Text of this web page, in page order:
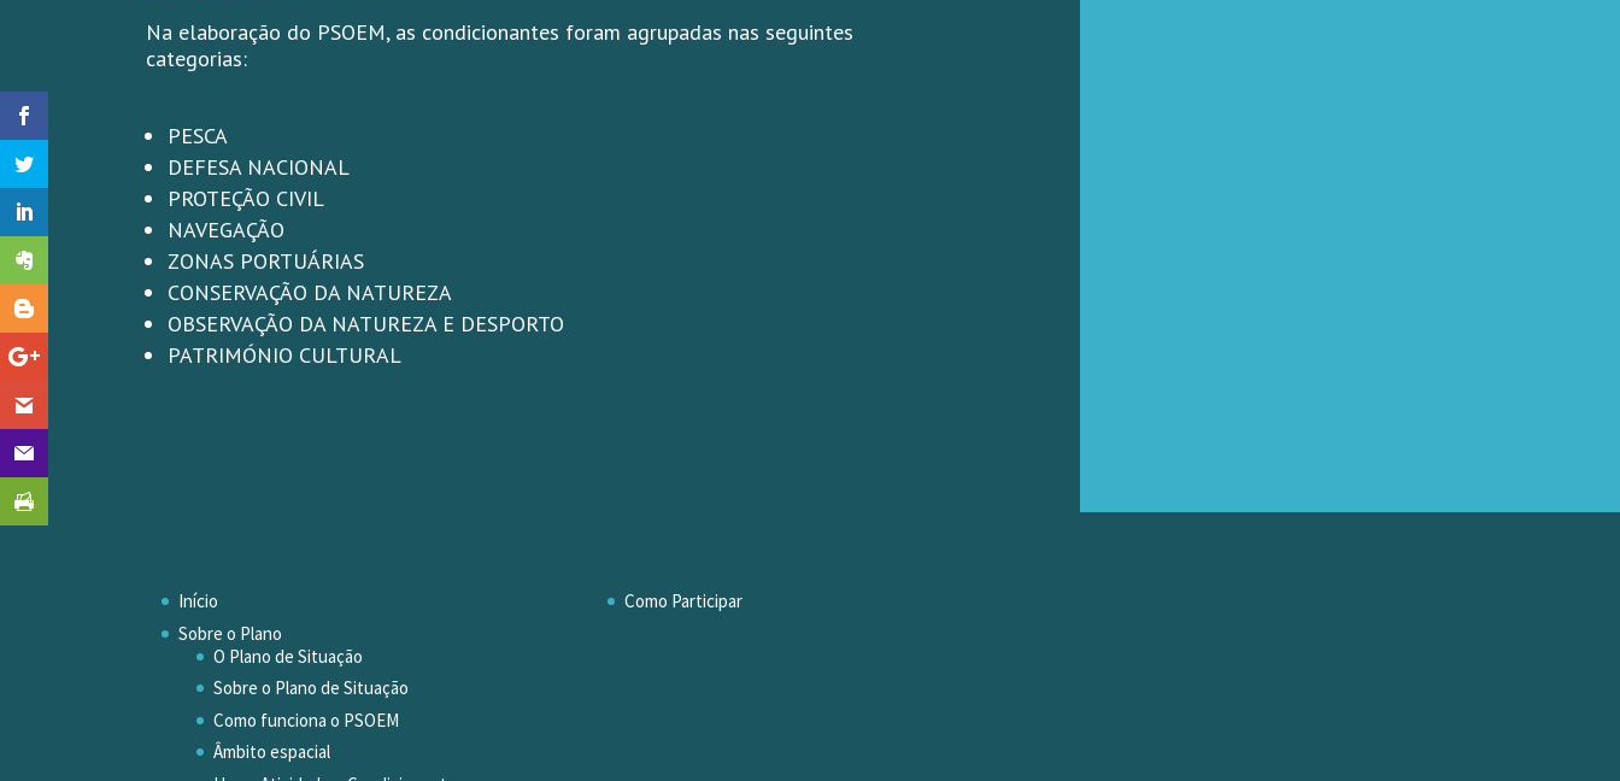
Na elaboração do PSOEM, as condicionantes foram agrupadas nas seguintes
categorias:
PESCA
DEFESA NACIONAL
PROTEÇÃO CIVIL
NAVEGAÇÃO
ZONAS PORTUÁRIAS
CONSERVAÇÃO DA NATUREZA
OBSERVAÇÃO DA NATUREZA E DESPORTO
PATRIMÓNIO CULTURAL
Início
Sobre o Plano
O Plano de Situação
Sobre o Plano de Situação
Como funciona o PSOEM
Âmbito espacial
Como Participar